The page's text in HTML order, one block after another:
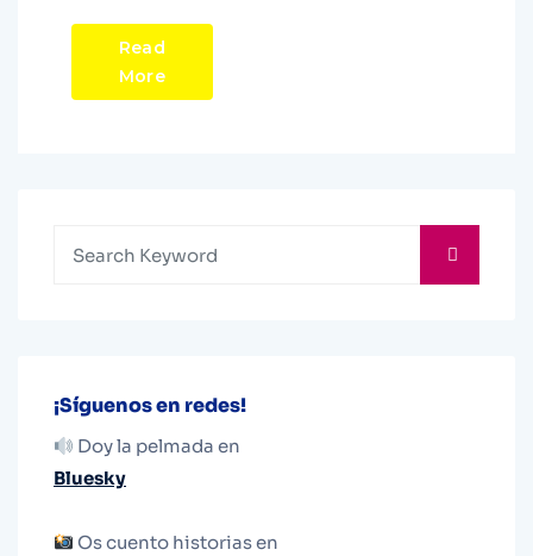
Read
More
¡Síguenos en redes!
Doy la pelmada en
Bluesky
Os cuento historias en